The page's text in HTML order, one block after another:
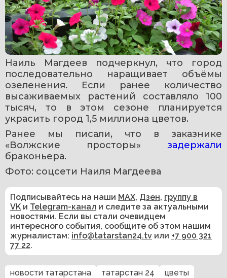
Наиль Магдеев подчеркнул, что город
последовательно наращивает объёмы
озеленения. Если ранее количество
высаживаемых растений составляло 100
тысяч, то в этом сезоне планируется
украсить город 1,5 миллиона цветов.
Ранее мы писали, что в заказнике
«Волжские просторы»
браконьера.
Фото: соцсети Наиля Магдеева
Подписывайтесь на наши MAX, Дзен, группу в
VK и Telegram-канал и следите за актуальными
новостями. Если вы стали очевидцем
интересного события, сообщите об этом нашим
журналистам: info@tatarstan24.tv или +7 900 321
77 22.
новости татарстана татарстан 24
цветы